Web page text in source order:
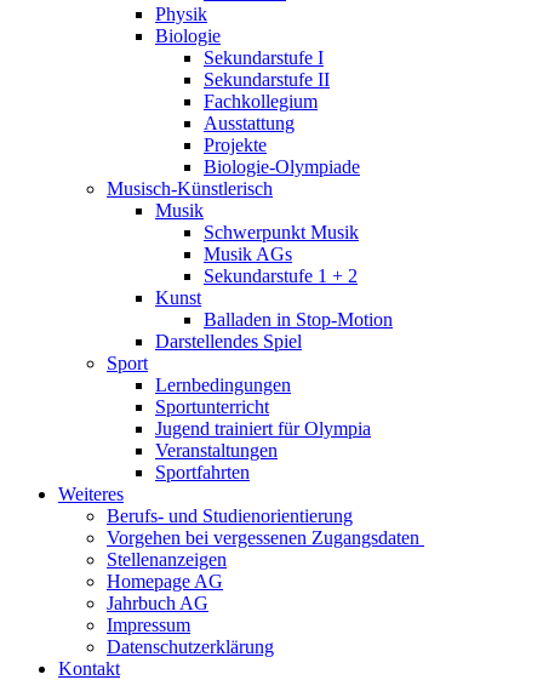
Physik
Biologie
Sekundarstufe I
Sekundarstufe II
Fachkollegium
Ausstattung
Projekte
Biologie-Olympiade
Musisch-Künstlerisch
Musik
Schwerpunkt Musik
Musik AGs
Sekundarstufe 1 + 2
Kunst
Balladen in Stop-Motion
Darstellendes Spiel
Sport
Lernbedingungen
Sportunterricht
Jugend trainiert für Olympia
Veranstaltungen
Sportfahrten
Weiteres
Berufs- und Studienorientierung
Vorgehen bei vergessenen Zugangsdaten
Stellenanzeigen
Homepage AG
Jahrbuch AG
Impressum
Datenschutzerklärung
Kontakt